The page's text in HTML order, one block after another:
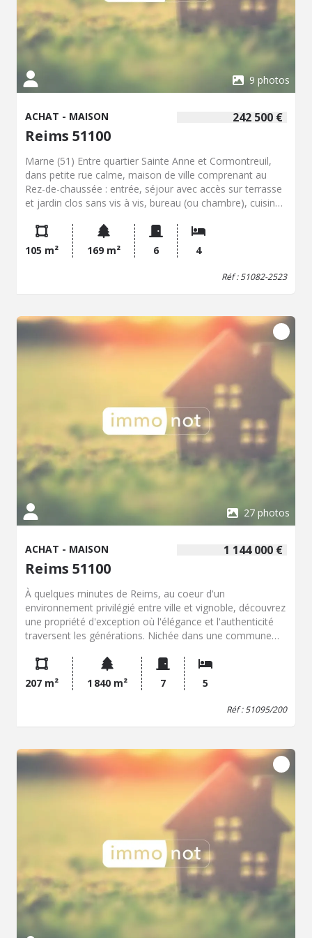
03.26.08.28.28
9 photos
242 500 €
ACHAT - MAISON
Reims 51100
Marne (51) Entre quartier Sainte Anne et Cormontreuil,
dans petite rue calme, maison de ville comprenant au
Rez-de-chaussée : entrée, séjour avec accès sur terrasse
et jardin clos sans vis à vis, bureau (ou chambre), cuisine
étage, palier de dégagement desservant 3 chambres.
Chauffage individuel gaz, terrasse couverte, huisseries
double vitrage. Prix : 242 500 € Honoraires de négociation
105 m² 169 m² 6 4
Réf : 51082-2523
27 photos
1 144 000 €
ACHAT - MAISON
Reims 51100
À quelques minutes de Reims, au coeur d'un
environnement privilégié entre ville et vignoble, découvrez
une propriété d'exception où l'élégance et l'authenticité
traversent les générations. Nichée dans une commune
réputée pour son cadre de vie, ses commerces, ses
écoles, ses services et sa proximité immédiate avec
Reims et les prestigieux vignobles champenois, cette
remarquable maison de maître séduira les amateurs de
habitables, offrant des volumes généreux et une
distribution familiale. Dès l'entrée, le cachet de l'ancien
s'impose : vastes pièces de réception baignées de
lumière, salon de caractère, grande cuisine indépendante,
bureau au rez-de-chaussée et superbe véranda ouverte
sur le parc arboré, véritable invitation à la détente. À
l'étage, un large palier dessert quatre belles chambres,
dont deux disposent de leur salle d'eau privative, offrant
confort et intimité. Un vaste grenier d'environ 100 m²,
entièrement aménageable, laisse entrevoir de
nombreuses possibilités d'agrandissement ou de création
d'espaces supplémentaires. La propriété s'articule autour
d'une élégante cour intérieure permettant de stationner
plusieurs véhicules et donnant accès au garage ainsi qu'à
207 m² 1 840 m² 7 5
Réf : 51095/200